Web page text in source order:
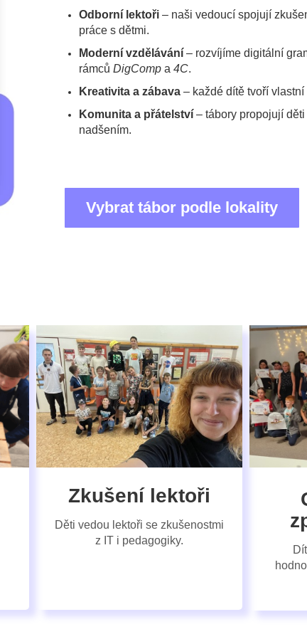
Odborní lektoři – naši vedoucí spojují
práce s dětmi.
Moderní vzdělávání – rozvíjíme digitální
rámců DigComp a 4C.
Kreativita a zábava – každé dítě tvoří
Komunita a přátelství – tábory propojují
nadšením.
Vybrat tábor podle lokality
Zkušení lektoři
Děti vedou lektoři se zkušenostmi
z IT i pedagogiky.